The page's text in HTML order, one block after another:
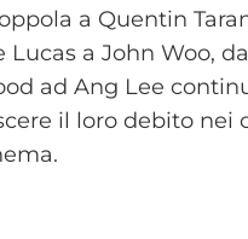
a Quentin
Lucas a John Woo,
ad Ang Lee
il loro debito nei